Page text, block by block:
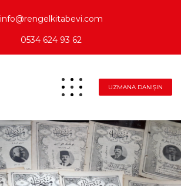
info@rengelkitabevi.com
0534 624 93 62
UZMANA DANIŞIN